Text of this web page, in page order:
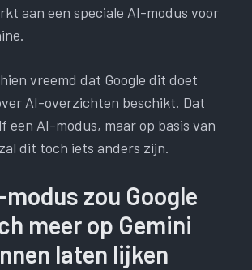
aan een speciale AI-modus voor
vreemd dat Google dit doet
AI-overzichten beschikt. Dat
een AI-modus, maar op basis van
dit toch iets anders zijn.
modus zou Google
meer op Gemini
laten lijken